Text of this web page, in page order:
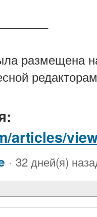
размещена
articles/
· 32 дней(я)